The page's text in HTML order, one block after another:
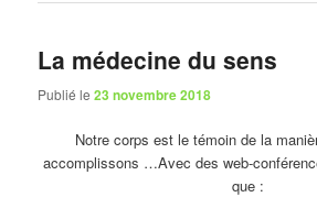
La médecine du sens
Publié le23 novembre 2018
Notre corps est le témoin de la
accomplissons …Avec des web-
que :